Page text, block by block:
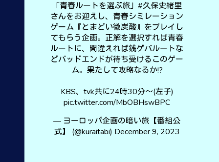
「青春ルートを選ぶ旅」#久保史緒里
さんをお迎えし、青春シミレーション
ゲーム『とまどい微炭酸』をプレイし
てもらう企画。正解を選択すれば青春
ルートに、間違えれば銭ゲバルートな
どバッドエンドが待ち受けるこのゲー
ム。果たして攻略なるか!?
KBS、tvk共に24時30分〜(左子)
pic.twitter.com/MbOBHswBPC
— ヨーロッパ企画の暗い旅【番組公
式】 (@kuraitabi) December 9, 2023